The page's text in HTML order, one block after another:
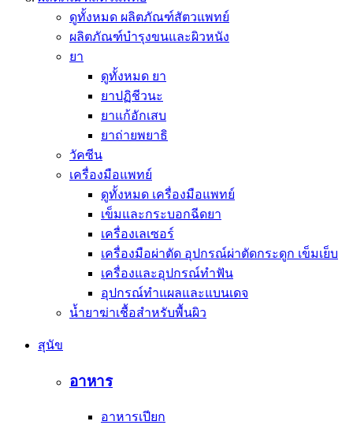
ดูทั้งหมด ผลิตภัณฑ์สัตวแพทย์
ผลิตภัณฑ์บำรุงขนและผิวหนัง
ยา
ดูทั้งหมด ยา
ยาปฏิชีวนะ
ยาแก้อักเสบ
ยาถ่ายพยาธิ
วัคซีน
เครื่องมือแพทย์
ดูทั้งหมด เครื่องมือแพทย์
เข็มและกระบอกฉีดยา
เครื่องเลเซอร์
เครื่องมือผ่าตัด อุปกรณ์ผ่าตัดกระดูก เข็มเย็บ
เครื่องและอุปกรณ์ทำฟัน
อุปกรณ์ทำแผลและแบนเดจ
น้ำยาฆ่าเชื้อสำหรับพื้นผิว
สุนัข
อาหาร
อาหารเปียก